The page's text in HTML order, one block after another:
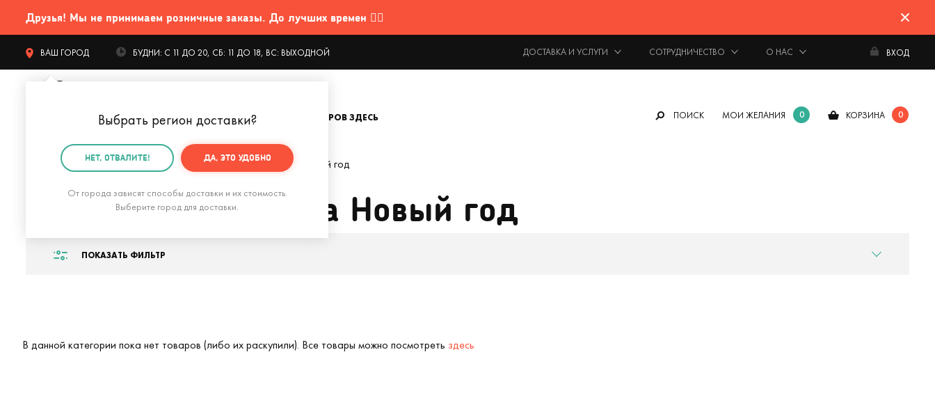
Друзья! Мы не принимаем розничные заказы. До лучших времен 🤷‍♂️
ВАШ ГОРОД
Выбрать регион доставки?
НЕТ, ОТВАЛИТЕ! ДА, ЭТО УДОБНО
От города зависят способы доставки и их стоимость.
Выберите город для доставки.
БУДНИ: С 11 ДО 20, СБ: 11 ДО 18, ВС: ВЫХОДНОЙ ДОСТАВКА И УСЛУГИ СОТРУДНИЧЕСТВО О НАС ВХОД
КАТАЛОГ ТОВАРОВ ЗДЕСЬ ПОИСК МОИ ЖЕЛАНИЯ 0 КОРЗИНА 0
Главная Подарок солдату Подарок солдату на Новый год
Подарок солдату на Новый год
ПОКАЗАТЬ ФИЛЬТР
В данной категории пока нет товаров (либо их раскупили). Все товары можно посмотреть здесь